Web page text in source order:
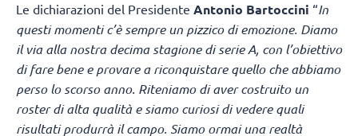
Le dichiarazioni del Presidente Antonio Bartoccini “In
questi momenti c’è sempre un pizzico di emozione. Diamo
il via alla nostra decima stagione di serie A, con l’obiettivo
di fare bene e provare a riconquistare quello che abbiamo
perso lo scorso anno. Riteniamo di aver costruito un
roster di alta qualità e siamo curiosi di vedere quali
risultati produrrà il campo. Siamo ormai una realtà